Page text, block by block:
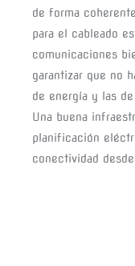
de forma
para el cableado
comunicaciones
garantizar que no
de energía y las
Una buena
planificación
conectividad